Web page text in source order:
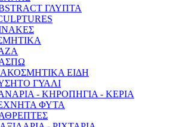
ΓΛΥΠΤΑ
ΕΙΔΗ
ΓΥΑΛΙ
- ΚΗΡΟΠΗΓΙΑ - ΚΕΡΙΑ
ΦΥΤΑ